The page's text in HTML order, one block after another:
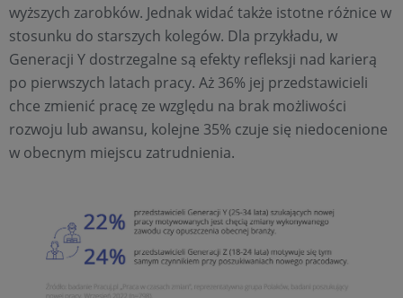
wyższych zarobków. Jednak widać także istotne różnice w
stosunku do starszych kolegów. Dla przykładu, w
Generacji Y dostrzegalne są efekty refleksji nad karierą
po pierwszych latach pracy. Aż 36% jej przedstawicieli
chce zmienić pracę ze względu na brak możliwości
rozwoju lub awansu, kolejne 35% czuje się niedocenione
w obecnym miejscu zatrudnienia.